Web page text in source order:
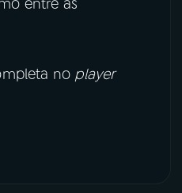
no player